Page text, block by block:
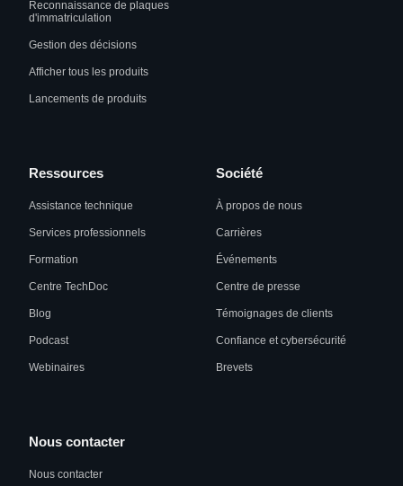
Reconnaissance de plaques
d'immatriculation
Gestion des décisions
Afficher tous les produits
Lancements de produits
Ressources
Assistance technique
Services professionnels
Formation
Centre TechDoc
Blog
Podcast
Webinaires
Société
À propos de nous
Carrières
Événements
Centre de presse
Témoignages de clients
Confiance et cybersécurité
Brevets
Nous contacter
Nous contacter